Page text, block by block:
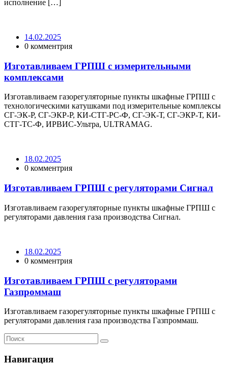
исполнение […]
14.02.2025
0 комментрия
Изготавливаем ГРПШ с измерительными
комплексами
Изготавливаем газорегуляторные пункты шкафные ГРПШ с
технологическими катушками под измерительные комплексы
СГ-ЭК-Р, СГ-ЭКР-Р, КИ-СТГ-РС-Ф, СГ-ЭК-Т, СГ-ЭКР-Т, КИ-
СТГ-ТС-Ф, ИРВИС-Ультра, ULTRAMAG.
18.02.2025
0 комментрия
Изготавливаем ГРПШ с регуляторами Сигнал
Изготавливаем газорегуляторные пункты шкафные ГРПШ с
регуляторами давления газа производства Сигнал.
18.02.2025
0 комментрия
Изготавливаем ГРПШ с регуляторами
Газпроммаш
Изготавливаем газорегуляторные пункты шкафные ГРПШ с
регуляторами давления газа производства Газпроммаш.
Навигация